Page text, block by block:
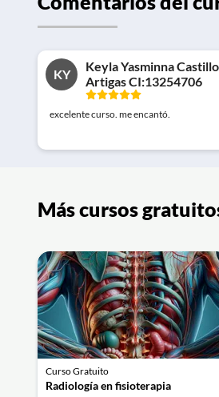
KY
Keyla Yasminna Castillo
Artigas CI:13254706
excelente curso. me encantó.
Más cursos
Curso Gratuito
Radiología en fisioterapia